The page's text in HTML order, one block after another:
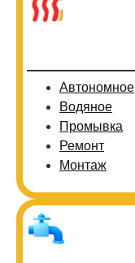
Автономное
Водяное
Промывка
Ремонт
Монтаж